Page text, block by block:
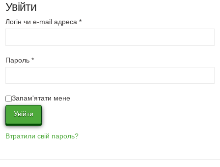
Увійти
Логін чи e-mail адреса*
Пароль*
Запам'ятати мене
Увійти
Втратили свій пароль?